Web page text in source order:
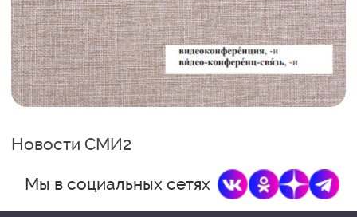
Новости СМИ2
Мы в социальных сетях